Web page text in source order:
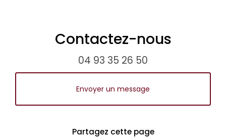
Contactez-nous
04 93 35 26 50
Envoyer un message
Partagez cette page